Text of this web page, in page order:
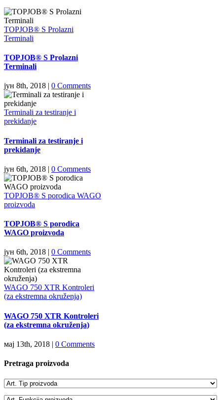
TOPJOB® S Prolazni
Terminali
TOPJOB® S Prolazni
Terminali
јун 8th, 2018 | 0 Comments
Terminali za testiranje i
prekidanje
Terminali za testiranje i
prekidanje
јун 6th, 2018 | 0 Comments
TOPJOB® S porodica WAGO
proizvoda
TOPJOB® S porodica
WAGO proizvoda
јун 6th, 2018 0 Comments
WAGO 750 XTR Kontroleri
(za ekstremna okruženja)
WAGO 750 XTR Kontroleri
(za ekstremna okruženja)
мај 13th, 2018 | 0 Comments
Pretraga proizvoda